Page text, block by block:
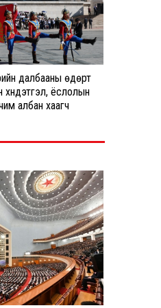
компанийн ТУЗ-ийн
Бартон, АҮЭБ-
Г.Дамдиннямтай
байгууллагаас
аудитын
дуучин
санаачилгыг дэмжин
6 сар 30. 13:19
радио,
Үндэсний зөвлөлийн
дэвшигчийн
далбааны өдөрт
ёслолын
албан хаагч